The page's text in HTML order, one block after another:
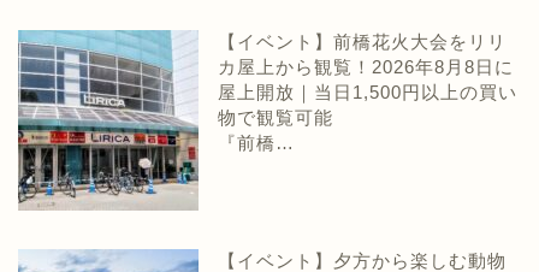
【イベント】前橋花火大会をリリ
カ屋上から観覧！2026年8月8日に
屋上開放｜当日1,500円以上の買い
物で観覧可能
『前橋…
【イベント】夕方から楽しむ動物